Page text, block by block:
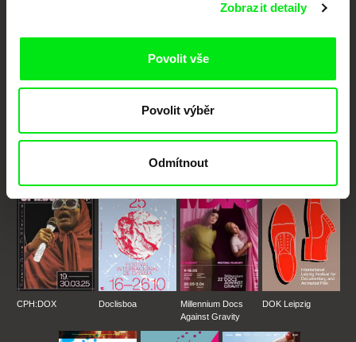
Zobrazit detaily
Povolit vše
Povolit výběr
Odmítnout
každý týden
festivalů dokumentárního filmu sdružených do Doc Alliance. Naším cílem je
posouvat hranice dokumentárního filmu, propagovat jeho rozmanitost a
CPH:DOX Doclisboa
Millennium Docs
Against Gravity
DOK Leipzig